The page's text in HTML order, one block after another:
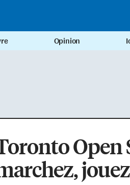
Opinion
Open
jouez